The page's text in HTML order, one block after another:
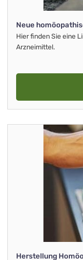
Neue
Hier finden Sie eine
Arzneimittel.
Herstellung